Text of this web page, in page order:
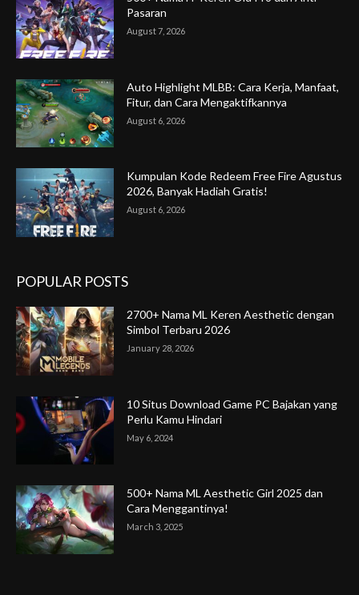
Pasaran
August 7, 2026
Auto Highlight MLBB: Cara Kerja, Manfaat,
Fitur, dan Cara Mengaktifkannya
August 6, 2026
Kumpulan Kode Redeem Free Fire Agustus
2026, Banyak Hadiah Gratis!
August 6, 2026
POPULAR POSTS
2700+ Nama ML Keren Aesthetic dengan
Simbol Terbaru 2026
January 28, 2026
10 Situs Download Game PC Bajakan yang
Perlu Kamu Hindari
May 6, 2024
500+ Nama ML Aesthetic Girl 2025 dan
Cara Menggantinya!
March 3, 2025